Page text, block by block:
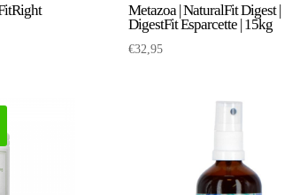
Metazoa | NaturalFit Digest |
DigestFit Esparcette | 15kg
€32,95